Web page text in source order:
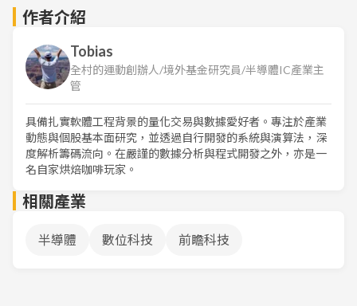
作者介紹
Tobias
全村的運動創辦人/境外基金研究員/半導體IC產業主
管
具備扎實軟體工程背景的量化交易與數據愛好者。專注於產業
動態與個股基本面研究，並透過自行開發的系統與演算法，深
度解析籌碼流向。在嚴謹的數據分析與程式開發之外，亦是一
名自家烘焙咖啡玩家。
相關產業
半導體 數位科技 前瞻科技